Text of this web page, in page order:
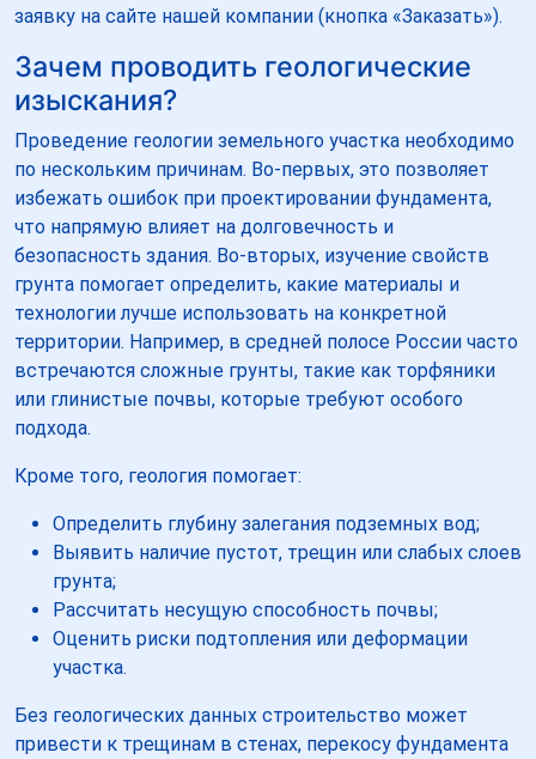
заявку на сайте нашей компании (кнопка «Заказать»).
Зачем проводить геологические
изыскания?
Проведение геологии земельного участка необходимо
по нескольким причинам. Во-первых, это позволяет
избежать ошибок при проектировании фундамента,
что напрямую влияет на долговечность и
безопасность здания. Во-вторых, изучение свойств
грунта помогает определить, какие материалы и
технологии лучше использовать на конкретной
территории. Например, в средней полосе России часто
встречаются сложные грунты, такие как торфяники
или глинистые почвы, которые требуют особого
подхода.
Кроме того, геология помогает:
Определить глубину залегания подземных вод;
Выявить наличие пустот, трещин или слабых слоев
грунта;
Рассчитать несущую способность почвы;
Оценить риски подтопления или деформации
участка.
Без геологических данных строительство может
привести к трещинам в стенах, перекосу фундамента